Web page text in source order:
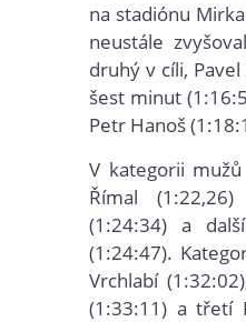
na stadiónu
neustále
druhý v cíli,
šest minut
Petr Hanoš
V kategorii
Římal
(1:24:34) a
(1:24:47).
Vrchlabí
(1:33:11) a třetí